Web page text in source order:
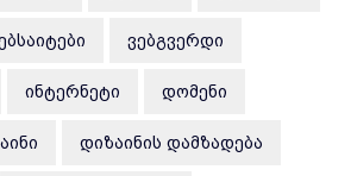
ᲕᲔᲑᲒᲕᲔᲠᲓᲘ
ᲘᲜᲢᲔᲠᲜᲔᲢᲘ ᲓᲝᲛᲔᲜᲘ
ᲓᲘᲖᲐᲘᲜᲘᲡ ᲓᲐᲛᲖᲐᲓᲔᲑᲐ